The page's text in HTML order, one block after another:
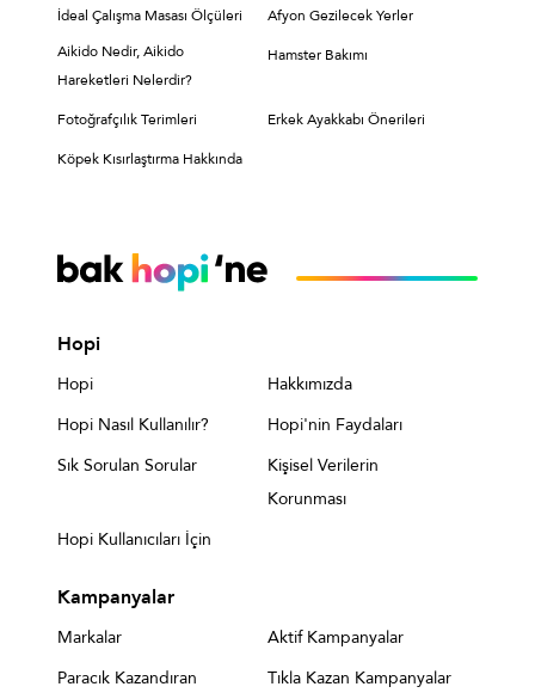
İdeal Çalışma Masası Ölçüleri
Afyon Gezilecek Yerler
Aikido Nedir, Aikido
Hareketleri Nelerdir?
Hamster Bakımı
Fotoğrafçılık Terimleri Erkek Ayakkabı Önerileri
Köpek Kısırlaştırma Hakkında
Hopi
Hopi
Hakkımızda
Hopi Nasıl Kullanılır?
Hopi'nin Faydaları
Sık Sorulan Sorular
Kişisel Verilerin
Korunması
Hopi Kullanıcıları İçin
Kampanyalar
Markalar
Aktif Kampanyalar
Paracık Kazandıran
Tıkla Kazan Kampanyalar